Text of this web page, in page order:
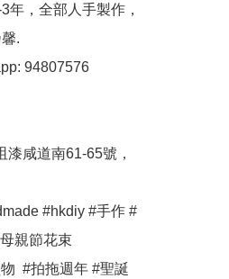
年，全部人手製作，
.
94807576
咸道南61-65號，
#hkdiy #手作 #
親節花束
#拍拖週年 #聖誕